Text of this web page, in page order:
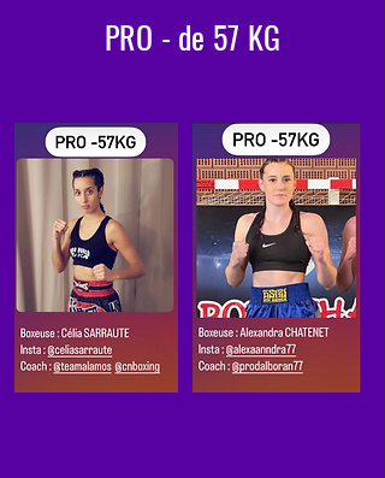
PRO - de 57 KG